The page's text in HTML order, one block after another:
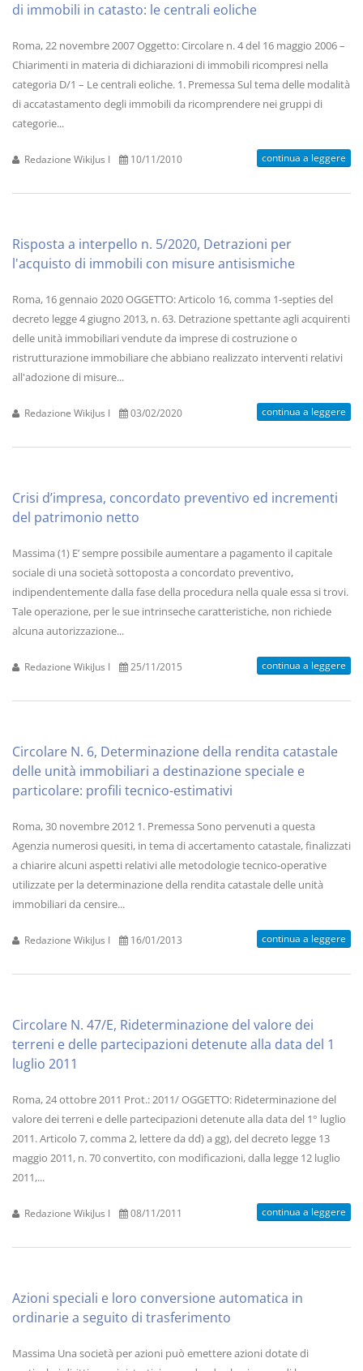
di immobili in catasto: le centrali eoliche
Roma, 22 novembre 2007 Oggetto: Circolare n. 4 del 16 maggio 2006 –
Chiarimenti in materia di dichiarazioni di immobili ricompresi nella
categoria D/1 – Le centrali eoliche. 1. Premessa Sul tema delle modalità
di accatastamento degli immobili da ricomprendere nei gruppi di
categorie...
Redazione WikiJus I 10/11/2010 continua a leggere
Risposta a interpello n. 5/2020, Detrazioni per
l'acquisto di immobili con misure antisismiche
Roma, 16 gennaio 2020 OGGETTO: Articolo 16, comma 1-septies del
decreto legge 4 giugno 2013, n. 63. Detrazione spettante agli acquirenti
delle unità immobiliari vendute da imprese di costruzione o
ristrutturazione immobiliare che abbiano realizzato interventi relativi
all'adozione di misure...
Redazione WikiJus I 03/02/2020 continua a leggere
Crisi d’impresa, concordato preventivo ed incrementi
del patrimonio netto
Massima (1) E’ sempre possibile aumentare a pagamento il capitale
sociale di una società sottoposta a concordato preventivo,
indipendentemente dalla fase della procedura nella quale essa si trovi.
Tale operazione, per le sue intrinseche caratteristiche, non richiede
alcuna autorizzazione...
Redazione WikiJus I 25/11/2015 continua a leggere
Circolare N. 6, Determinazione della rendita catastale
delle unità immobiliari a destinazione speciale e
particolare: profili tecnico-estimativi
Roma, 30 novembre 2012 1. Premessa Sono pervenuti a questa
Agenzia numerosi quesiti, in tema di accertamento catastale, finalizzati
a chiarire alcuni aspetti relativi alle metodologie tecnico-operative
utilizzate per la determinazione della rendita catastale delle unità
immobiliari da censire...
Redazione WikiJus I 16/01/2013 continua a leggere
Circolare N. 47/E, Rideterminazione del valore dei
terreni e delle partecipazioni detenute alla data del 1
luglio 2011
Roma, 24 ottobre 2011 Prot.: 2011/ OGGETTO: Rideterminazione del
valore dei terreni e delle partecipazioni detenute alla data del 1° luglio
2011. Articolo 7, comma 2, lettere da dd) a gg), del decreto legge 13
maggio 2011, n. 70 convertito, con modificazioni, dalla legge 12 luglio
2011,...
Redazione WikiJus I 08/11/2011 continua a leggere
Azioni speciali e loro conversione automatica in
ordinarie a seguito di trasferimento
Massima Una società per azioni può emettere azioni dotate di